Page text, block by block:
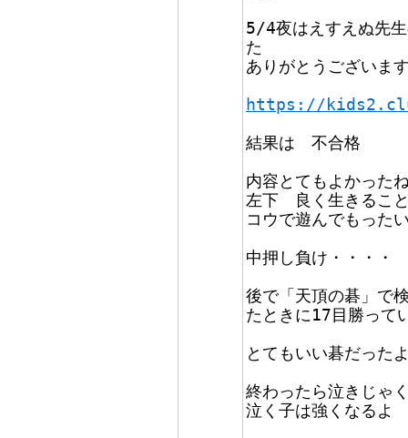
5/4夜はえすえぬ先
た
ありがとうございま
https://
結果は 不合格
内容とてもよかった
左下 良く生きるこ
コウで遊んでもった
中押し負け・・・・
後で「天頂の碁」で
たときに17目勝って
とてもいい碁だった
終わったら泣きじゃ
泣く子は強くなるよ